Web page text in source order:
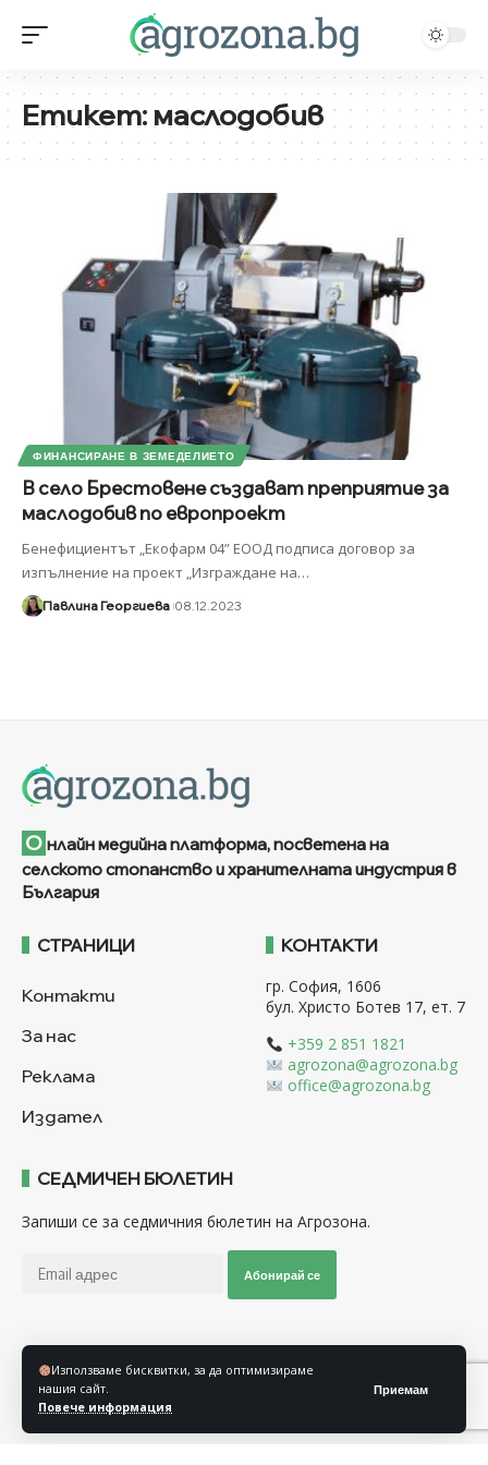
Използваме бисквитки, за да оптимизираме
нашия сайт.
Повече информация
Приемам
Етикет:маслодобив
ФИНАНСИРАНЕ В ЗЕМЕДЕЛИЕТО
В село Брестовене създават преприятие за
маслодобив по европроект
Бенефициентът „Екофарм 04” ЕООД подписа договор за
изпълнение на проект „Изграждане на…
Павлина Георгиева 08.12.2023
О нлайн медийна платформа, посветена на
селското стопанство и хранителната индустрия в
България
СТРАНИЦИ
Контакти
За нас
Реклама
Издател
КОНТАКТИ
гр. София, 1606
бул. Христо Ботев 17, ет. 7
+359 2 851 1821
agrozona@agrozona.bg
office@agrozona.bg
СЕДМИЧЕН БЮЛЕТИН
Запиши се за седмичния бюлетин на Агрозона.
Абонирай се
Последвайте ни